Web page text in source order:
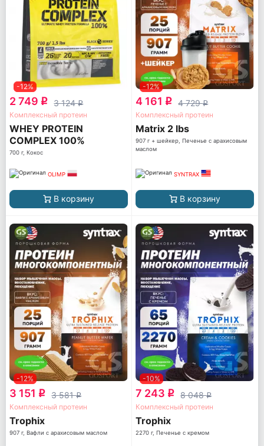
-12%
2 749 q 3 124q
Комплексный протеин
WHEY PROTEIN
COMPLEX 100%
700 г, Кокос
OLIMP
В корзину
-12%
4 161 q 4 729q
Комплексный протеин
Matrix 2 lbs
907 г + шейкер, Печенье с арахисовым
маслом
SYNTRAX
В корзину
-12%
3 151 q 3 581q
Комплексный протеин
Trophix
907 г, Вафли с арахисовым маслом
-10%
7 243 q 8 048q
Комплексный протеин
Trophix
2270 г, Печенье с кремом